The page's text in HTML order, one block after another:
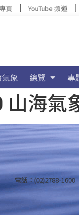
頁 YouTube 頻道
象 總覽 專
海氣
電話：(02)2788-1600